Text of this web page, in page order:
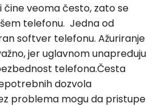
čine veoma često, zato se
telefonu. Jedna od
softver telefonu. Ažuriranje
jer uglavnom unapređuju
telefona.Česta
dozvola
problema mogu da pristupe